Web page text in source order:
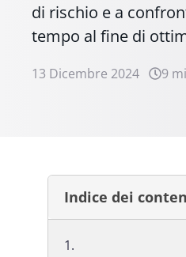
di rischio e a
tempo al fine di
13 Dicembre 2024 9
Indice dei